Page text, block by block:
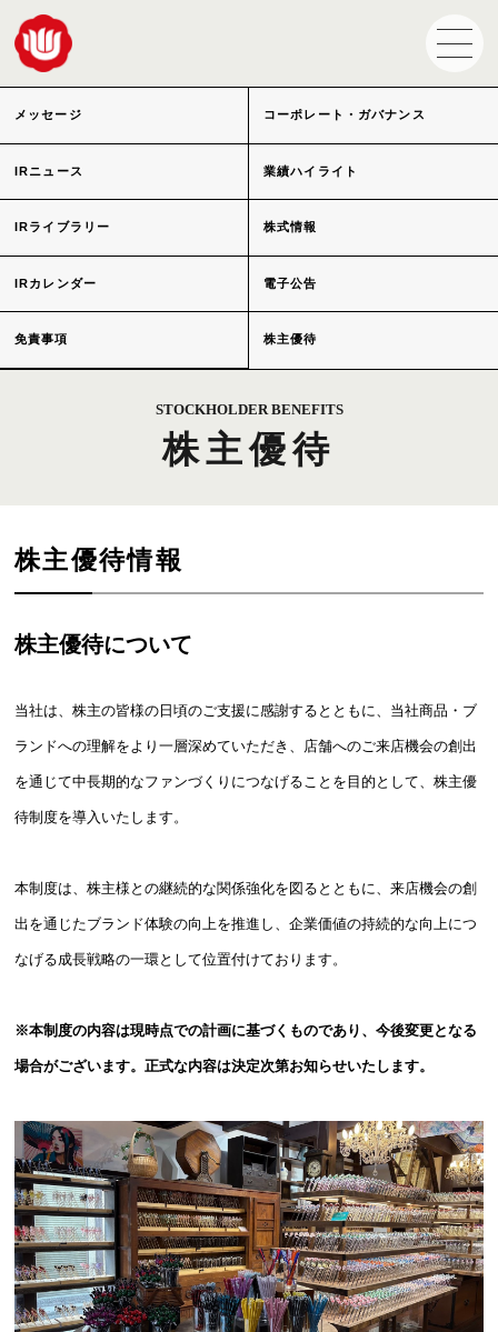
メッセージ コーポレート・ガバナンス
IRニュース 業績ハイライト
IRライブラリー 株式情報
IRカレンダー 電子公告
免責事項 株主優待
STOCKHOLDER BENEFITS
株主優待
株主優待情報
株主優待について
当社は、株主の皆様の日頃のご支援に感謝するとともに、当社商品・ブ
ランドへの理解をより一層深めていただき、店舗へのご来店機会の創出
を通じて中長期的なファンづくりにつなげることを目的として、株主優
待制度を導入いたします。
本制度は、株主様との継続的な関係強化を図るとともに、来店機会の創
出を通じたブランド体験の向上を推進し、企業価値の持続的な向上につ
なげる成長戦略の一環として位置付けております。
※本制度の内容は現時点での計画に基づくものであり、今後変更となる
場合がございます。正式な内容は決定次第お知らせいたします。